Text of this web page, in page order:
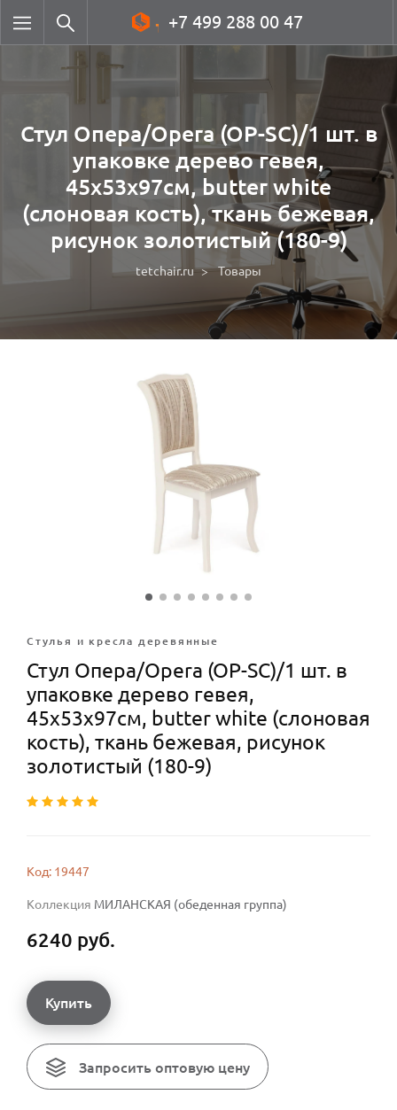
+7 499 288 00 47
Стул Опера/Opera (OP-SC)/1 шт. в
упаковке дерево гевея,
45х53х97см, butter white
(слоновая кость), ткань бежевая,
рисунок золотистый (180-9)
tetchair.ru Товары
Стулья и кресла деревянные
Стул Опера/Opera (OP-SC)/1 шт. в
упаковке дерево гевея,
45х53х97см, butter white (слоновая
кость), ткань бежевая, рисунок
золотистый (180-9)
Код: 19447
Коллекция МИЛАНСКАЯ (обеденная группа)
6240 руб.
Купить
Запросить оптовую цену